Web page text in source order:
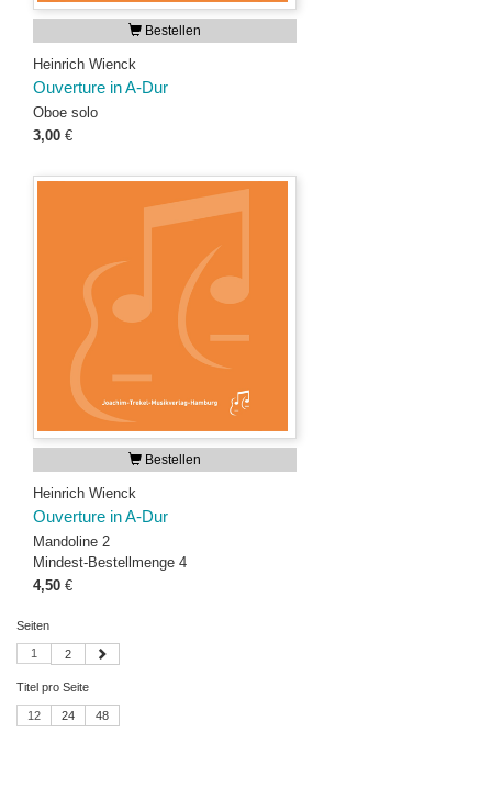
Bestellen
Heinrich Wienck
Ouverture in A-Dur
Oboe solo
3,00 €
Bestellen
Heinrich Wienck
Ouverture in A-Dur
Mandoline 2
Mindest-Bestellmenge 4
4,50 €
Seiten
1 2
Titel pro Seite
12 24 48